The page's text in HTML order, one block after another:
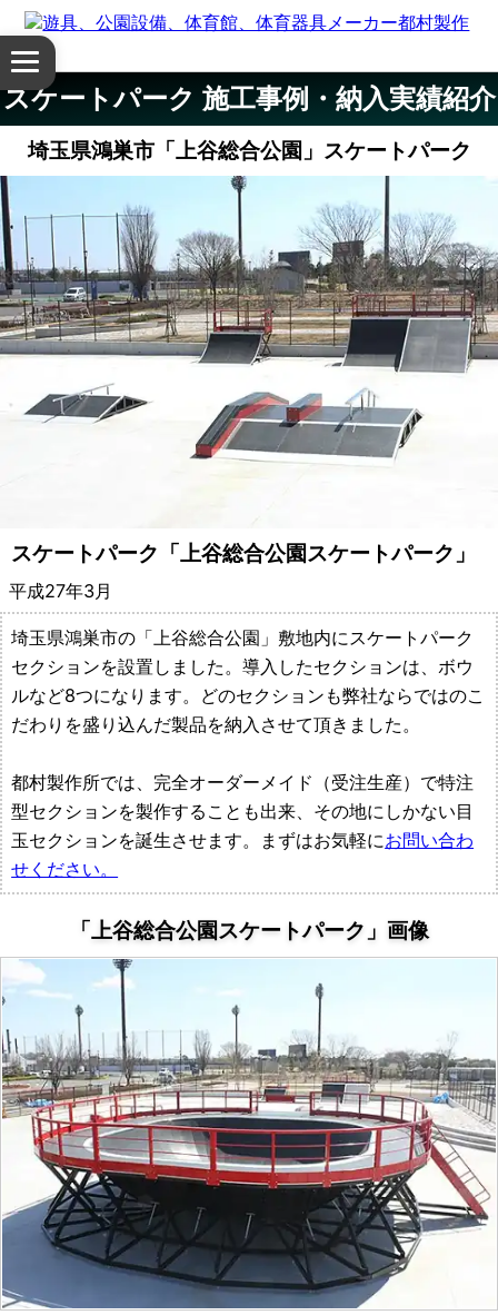
体
育
館・
体
育
器
具
園
遊
具
メ
ー
カ
ー
都
製
作
所
メ
ニ
ュ
を
く
スケートパーク 施工事例・納入実績紹介
埼玉県鴻巣市「上谷総合公園」スケートパーク
スケートパーク「上谷総合公園スケートパーク」
平成27年3月
埼玉県鴻巣市の「上谷総合公園」敷地内にスケートパーク
セクションを設置しました。導入したセクションは、ボウ
ルなど8つになります。どのセクションも弊社ならではのこ
だわりを盛り込んだ製品を納入させて頂きました。
都村製作所では、完全オーダーメイド（受注生産）で特注
型セクションを製作することも出来、その地にしかない目
玉セクションを誕生させます。まずはお気軽にお問い合わ
せください。
「上谷総合公園スケートパーク」画像